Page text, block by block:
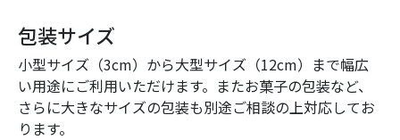
包装サイズ
小型サイズ（3cm）から大型サイズ（12cm）まで幅広
い用途にご利用いただけます。またお菓子の包装など、
さらに大きなサイズの包装も別途ご相談の上対応してお
ります。